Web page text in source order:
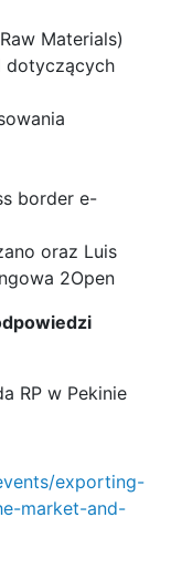
Materials)
dotyczących
border e-
oraz Luis
2Open
RP w Pekinie
exporting-
market-and-